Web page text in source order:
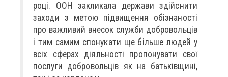
році. ООН закликала держави здійснити
заходи з метою підвищення обізнаності
про важливий внесок служби добровольців
і тим самим спонукати ще більше людей у
всіх сферах діяльності пропонувати свої
послуги добровольців як на батьківщині,